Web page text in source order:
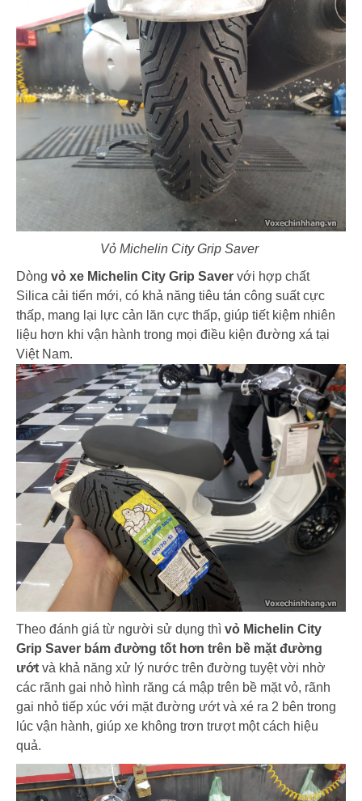
Vỏ Michelin City Grip Saver
Dòng vỏ xe Michelin City Grip Saver với hợp chất
Silica cải tiến mới, có khả năng tiêu tán công suất cực
thấp, mang lại lực cản lăn cực thấp, giúp tiết kiệm nhiên
liệu hơn khi vận hành trong mọi điều kiện đường xá tại
Việt Nam.
Theo đánh giá từ người sử dụng thì vỏ Michelin City
Grip Saver bám đường tốt hơn trên bề mặt đường
ướt và khả năng xử lý nước trên đường tuyệt vời nhờ
các rãnh gai nhỏ hình răng cá mập trên bề mặt vỏ, rãnh
gai nhỏ tiếp xúc với mặt đường ướt và xé ra 2 bên trong
lúc vận hành, giúp xe không trơn trượt một cách hiệu
quả.